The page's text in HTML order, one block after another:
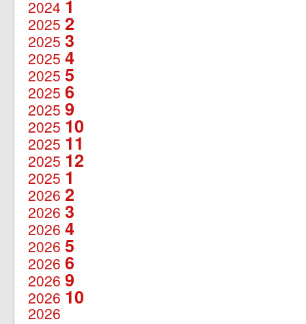
2024 1
2025 2
2025 3
2025 4
2025 5
2025 6
2025 9
2025 10
2025 11
2025 12
2025 1
2026 2
2026 3
2026 4
2026 5
2026 6
2026 9
2026 10
2026